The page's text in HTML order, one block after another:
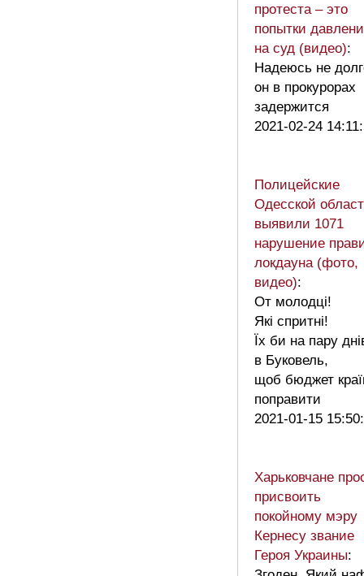
протеста – это
попытки
на суд (видео):
Надеюсь не
он в прокурорах
задержится
2021-02-24
Полицейские
Одесской
выявили 1071
нарушение
локдауна (фото,
видео):
От молодці!
Які спритні!
Їх би на пару
в Буковель,
щоб бюджет
поправити
2021-01-15
Харьковчане
присвоить
покойному мэру
Кернесу звание
Героя Украины: